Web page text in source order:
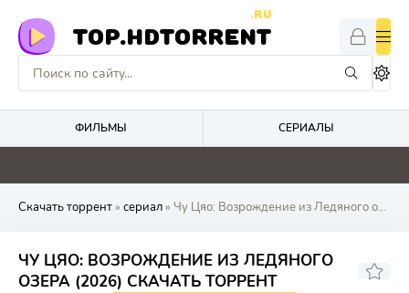
TOP.HDTORRENT
.RU
ФИЛЬМЫ СЕРИАЛЫ
4.6 0 5.5 0
Скачать торрент» сериал» Чу Цяо: Возрождение из Ледяного озера
ЧУ ЦЯО: ВОЗРОЖДЕНИЕ ИЗ ЛЕДЯНОГО
ОЗЕРА (2026) СКАЧАТЬ ТОРРЕНТ